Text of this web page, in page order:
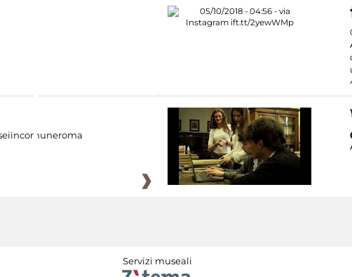
Servizi museali